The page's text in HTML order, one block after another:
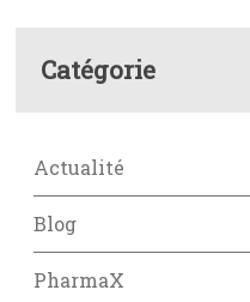
Catégorie
Actualité
Blog
PharmaX